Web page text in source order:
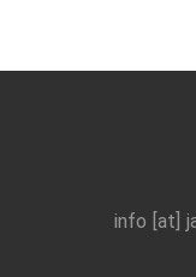
info [at]